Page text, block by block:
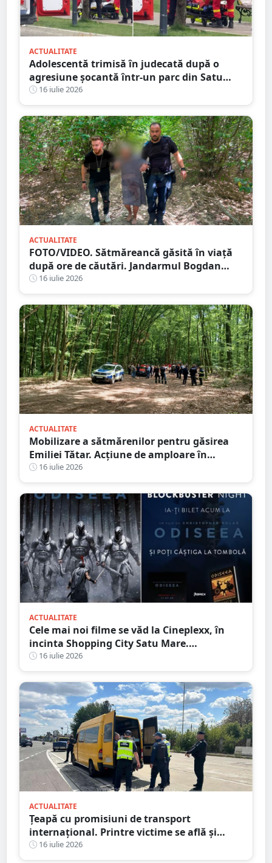
ACTUALITATE
Adolescentă trimisă în judecată după o
agresiune șocantă într-un parc din Satu
Mare. Victima a fost bătută până și-a
pierdut cunoștința
16 iulie 2026
ACTUALITATE
FOTO/VIDEO. Sătmăreancă găsită în viață
după ore de căutări. Jandarmul Bogdan
Moisi este eroul zilei
16 iulie 2026
ACTUALITATE
Mobilizare a sătmărenilor pentru găsirea
Emiliei Tătar. Acțiune de amploare în
Homoroade
16 iulie 2026
ACTUALITATE
Cele mai noi filme se văd la Cineplexx, în
incinta Shopping City Satu Mare.
Blockbuster Night: Odiseea
16 iulie 2026
ACTUALITATE
Țeapă cu promisiuni de transport
internațional. Printre victime se află și
persoane din județul Satu Mare
16 iulie 2026